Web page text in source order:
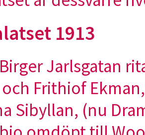
1913
Jarlsgatan
Frithiof
Sibyllan, (nu